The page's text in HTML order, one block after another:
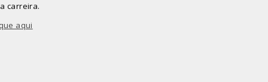
carreira.
aqui